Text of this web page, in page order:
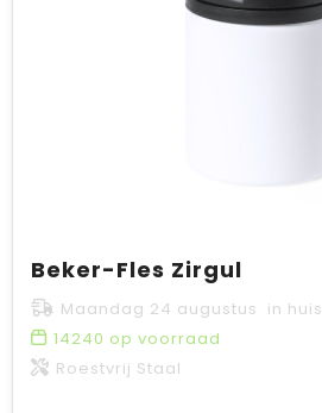
Beker-Fles Zirgul
Maandag 24 augustus in huis
14240 op voorraad
Roestvrij Staal